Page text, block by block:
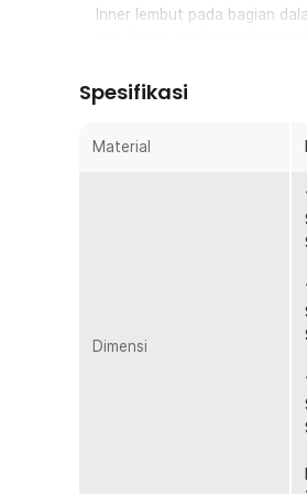
Inner lembut pada bagian
Bagian luar yang tahan air
Bawa Aksesoris Lebih
charger, mouse, hingga kabel
laptop terlindungi dari debu,
Kelengkapan Produk
Rincian yang Anda dapatkan
1 x Rhodey Sleeve Case
Spesifikasi
Material
Dimensi